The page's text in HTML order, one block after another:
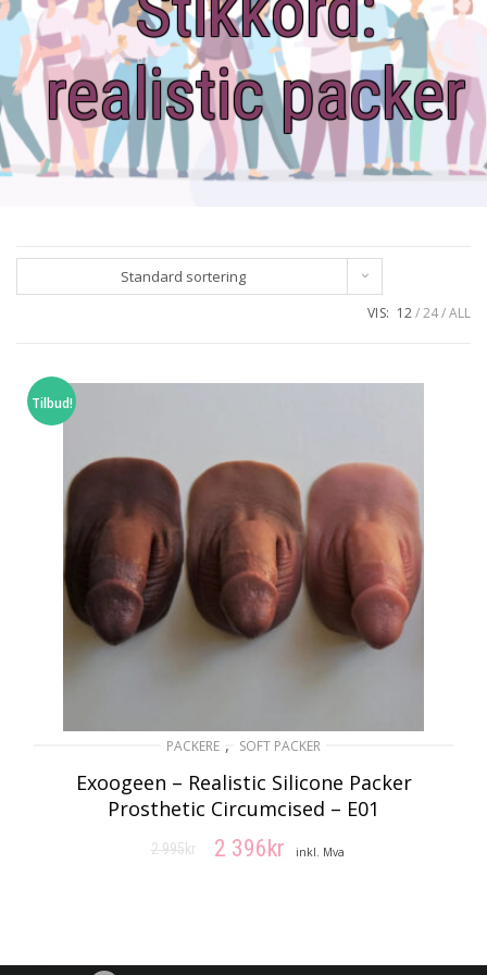
realistic packer
Standard sortering
VIS: 12 24 ALL
Tilbud!
PACKERE , SOFT PACKER
Exoogeen – Realistic Silicone Packer
Prosthetic Circumcised – E01
2 995kr
Opprinnelig
2 396 kr
Nåværende
inkl. Mva